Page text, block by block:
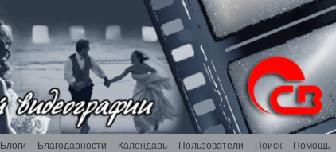
Помощь
Поиск
Пользователи
Календарь
Благодарности
Блоги